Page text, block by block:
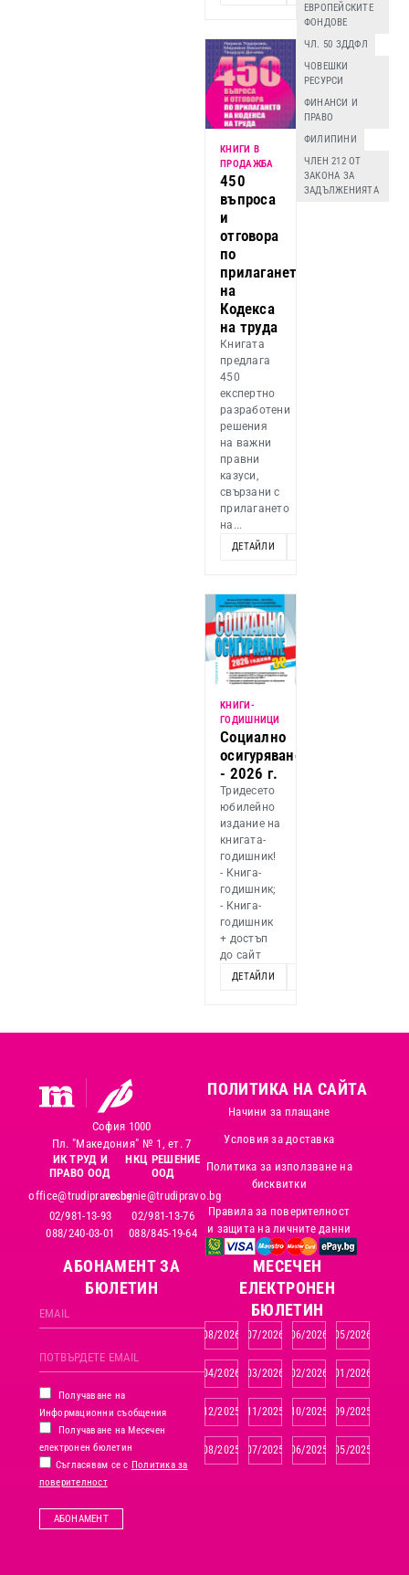
КНИГИ В
ПРОДАЖБА
450
въпроса
и
отговора
по
прилагането
на
Кодекса
на труда
Книгата
предлага
450
експертно
разработени
решения
на важни
правни
казуси,
свързани с
прилагането
на...
ДЕТАЙЛИ
KНИГИ-
ГОДИШНИЦИ
Социално
осигуряване
- 2026 г.
Тридесето
юбилейно
издание на
книгата-
годишник!
- Книга-
годишник;
- Книга-
годишник
+ достъп
до сайт
ДЕТАЙЛИ
ЕВРОПЕЙСКИТЕ
ФОНДОВЕ
ЧЛ. 50 ЗДДФЛ
ЧОВЕШКИ
РЕСУРСИ
ФИНАНСИ И
ПРАВО
ФИЛИПИНИ
ЧЛЕН 212 ОТ
ЗАКОНА ЗА
ЗАДЪЛЖЕНИЯТА
София 1000
Пл. "Македония" № 1, ет. 7
ИК ТРУД И
ПРАВО ООД
office@trudipravo.bg
02/981-13-93
088/240-03-01
НКЦ РЕШЕНИЕ
ООД
reshenie@trudipravo.bg
02/981-13-76
088/845-19-64
ПОЛИТИКА НА САЙТА
Начини за плащане
Условия за доставка
Политика за използване на
бисквитки
Правила за поверителност
и защита на личните данни
АБОНАМЕНТ ЗА
БЮЛЕТИН
Получаване на
Информационни съобщения
Получаване на Месечен
електронен бюлетин
Съгласявам се с Политика за
поверителност
АБОНАМЕНТ
MЕСЕЧЕН
ЕЛЕКТРОНЕН
БЮЛЕТИН
08/2026 07/2026 06/2026 05/2026
04/2026 03/2026 02/2026 01/2026
12/2025 11/2025 10/2025 09/2025
08/2025 07/2025 06/2025 05/2025